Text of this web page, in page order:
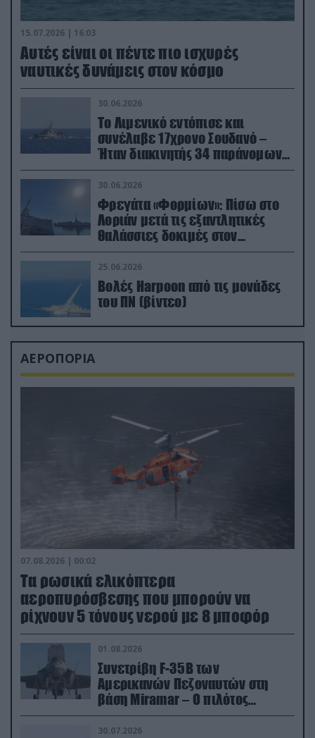
15.07.2026 | 16:03
Aυτές είναι οι πέντε πιο ισχυρές
ναυτικές δυνάμεις στον κόσμο
30.06.2026
Το Λιμενικό εντόπισε και
συνέλαβε 17χρονο Σουδανό –
Ήταν διακινητής 34 παράνομων
μεταναστών
30.06.2026
Φρεγάτα «Φορμίων»: Πίσω στο
Λοριάν μετά τις εξαντλητικές
θαλάσσιες δοκιμές στον
απαιτητικό Βισκαϊκό
25.06.2026
Βολές Harpoon από τις μονάδες
του ΠΝ (βίντεο)
ΑΕΡΟΠΟΡΙΑ
07.08.2026 | 00:02
Τα ρωσικά ελικόπτερα
αεροπυρόσβεσης που μπορούν να
ρίχνουν 5 τόνους νερού με 8 μποφόρ
01.08.2026
Συνετρίβη F-35B των
Αμερικανών Πεζοναυτών στη
βάση Miramar – Ο πιλότος
εκτινάχθηκε εγκαίρως
30.07.2026